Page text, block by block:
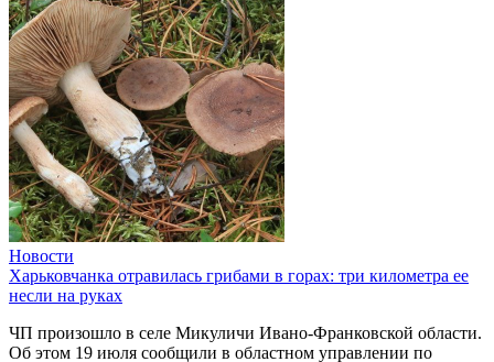
Новости
Харьковчанка отравилась грибами в горах: три километра ее
несли на руках
ЧП произошло в селе Микуличи Ивано-Франковской области.
Об этом 19 июля сообщили в областном управлении по